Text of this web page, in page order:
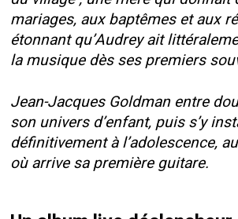
mariages, aux baptêmes et aux
étonnant qu’Audrey ait
la musique dès ses premiers
Jean-Jacques Goldman entre
son univers d’enfant, puis s’y
définitivement à l’adolescence,
où arrive sa première guitare.